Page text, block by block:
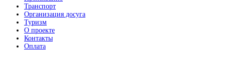
Транспорт
Организация досуга
Туризм
О проекте
Контакты
Оплата